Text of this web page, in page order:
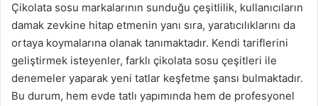
Çikolata sosu markalarının sunduğu çeşitlilik, kullanıcıların
damak zevkine hitap etmenin yanı sıra, yaratıcılıklarını da
ortaya koymalarına olanak tanımaktadır. Kendi tariflerini
geliştirmek isteyenler, farklı çikolata sosu çeşitleri ile
denemeler yaparak yeni tatlar keşfetme şansı bulmaktadır.
Bu durum, hem evde tatlı yapımında hem de profesyonel